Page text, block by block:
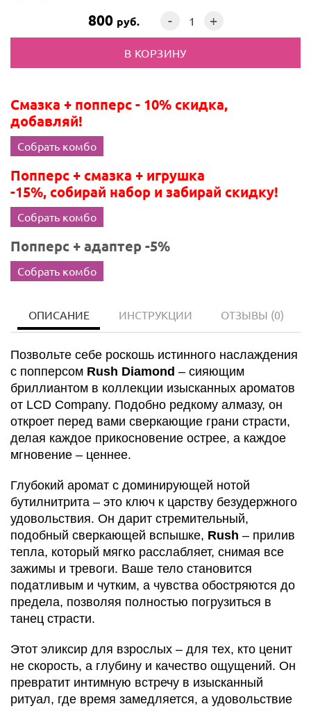
800 руб. - +
Смазка + попперс - 10% скидка,
добавляй!
Собрать комбо
Попперс + смазка + игрушка
-15%, собирай набор и забирай скидку!
Собрать комбо
Попперс + адаптер -5%
Собрать комбо
ОПИСАНИЕ ИНСТРУКЦИИ ОТЗЫВЫ (0)
Позвольте себе роскошь истинного наслаждения
с попперсом Rush Diamond – сияющим
бриллиантом в коллекции изысканных ароматов
от LCD Company. Подобно редкому алмазу, он
откроет перед вами сверкающие грани страсти,
делая каждое прикосновение острее, а каждое
мгновение – ценнее.
Глубокий аромат с доминирующей нотой
бутилнитрита – это ключ к царству безудержного
удовольствия. Он дарит стремительный,
подобный сверкающей вспышке, Rush – прилив
тепла, который мягко расслабляет, снимая все
зажимы и тревоги. Ваше тело становится
податливым и чутким, а чувства обостряются до
предела, позволяя полностью погрузиться в
танец страсти.
Этот эликсир для взрослых – для тех, кто ценит
не скорость, а глубину и качество ощущений. Он
превратит интимную встречу в изысканный
ритуал, где время замедляется, а удовольствие